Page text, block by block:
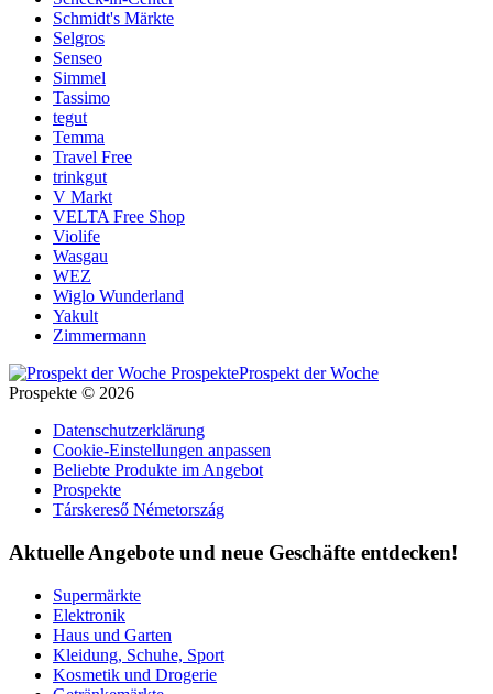
Schmidt's Märkte
Selgros
Senseo
Simmel
Tassimo
tegut
Temma
Travel Free
trinkgut
V Markt
VELTA Free Shop
Violife
Wasgau
WEZ
Wiglo Wunderland
Yakult
Zimmermann
Prospekt der Woche
Prospekte © 2026
Datenschutzerklärung
Cookie-Einstellungen anpassen
Beliebte Produkte im Angebot
Prospekte
Társkereső Németország
Aktuelle Angebote und neue Geschäfte entdecken!
Supermärkte
Elektronik
Haus und Garten
Kleidung, Schuhe, Sport
Kosmetik und Drogerie